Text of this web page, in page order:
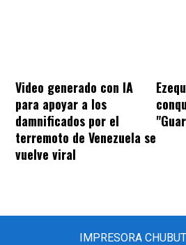
Video generado con IA
para apoyar a los
damnificados por el
terremoto de Venezuela se
vuelve viral
IMPRESORA